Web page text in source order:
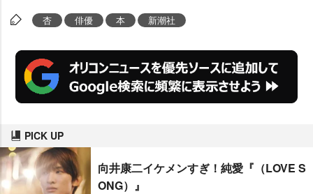
杏 俳優 本 新潮社
PICK UP
向井康二イケメンすぎ！純愛『（LOVE S
ONG）』